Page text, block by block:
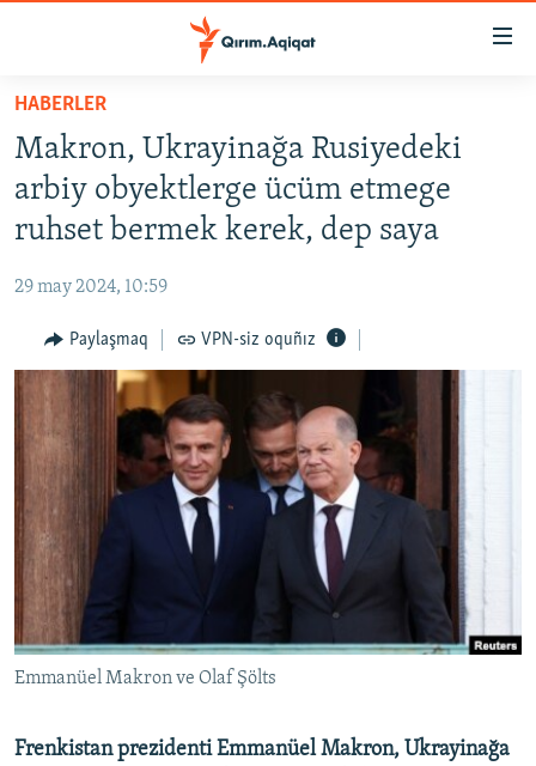
Esas
qaytmaq
Baş
navigatsiyağa
qaytmaq
Qıdıruvğa
qaytmaq
HABERLER
SİYASET
İQTİSADİYAT
MEDENİYET
İNSAN AQLARI
VİDEO
SÜRET
BLOGLAR
FİKİR
Русский
Українською
QOŞULIÑIZ!
HABERLER
Makron, Ukrayinağa Rusiyedeki
arbiy obyektlerge ücüm etmege
ruhset bermek kerek, dep saya
29 may 2024, 10:59
Paylaşmaq VPN-siz oquñız
Emmanüel Makron ve Olaf Şölts
Frenkistan prezidenti Emmanüel Makron, Ukrayinağa